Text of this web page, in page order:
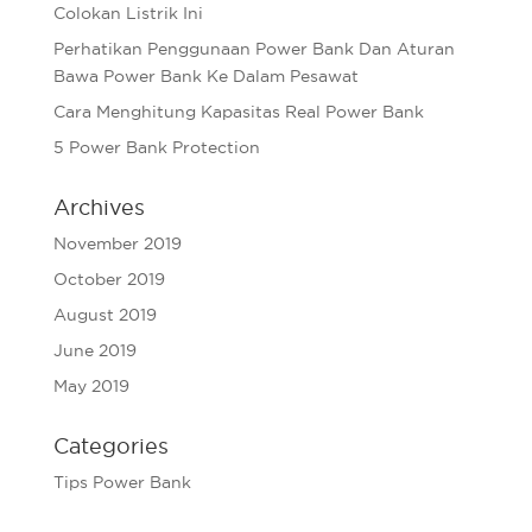
Colokan Listrik Ini
Perhatikan Penggunaan Power Bank Dan Aturan
Bawa Power Bank Ke Dalam Pesawat
Cara Menghitung Kapasitas Real Power Bank
5 Power Bank Protection
Archives
November 2019
October 2019
August 2019
June 2019
May 2019
Categories
Tips Power Bank